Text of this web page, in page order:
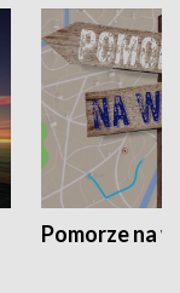
Pomorze na